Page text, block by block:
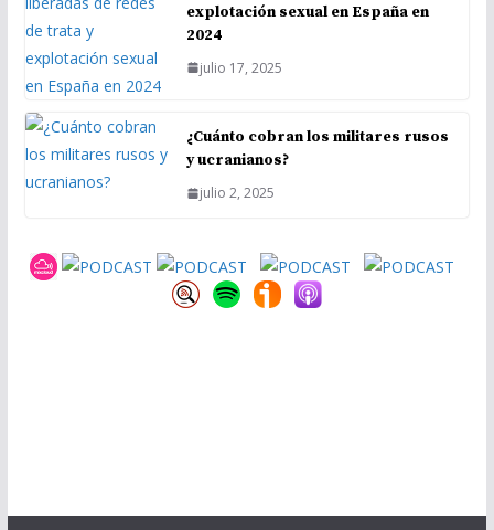
explotación sexual en España en
2024
julio 17, 2025
¿Cuánto cobran los militares rusos
y ucranianos?
julio 2, 2025